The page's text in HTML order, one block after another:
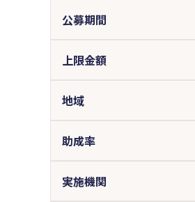
公募期間
上限金額
地域
助成率
実施機関